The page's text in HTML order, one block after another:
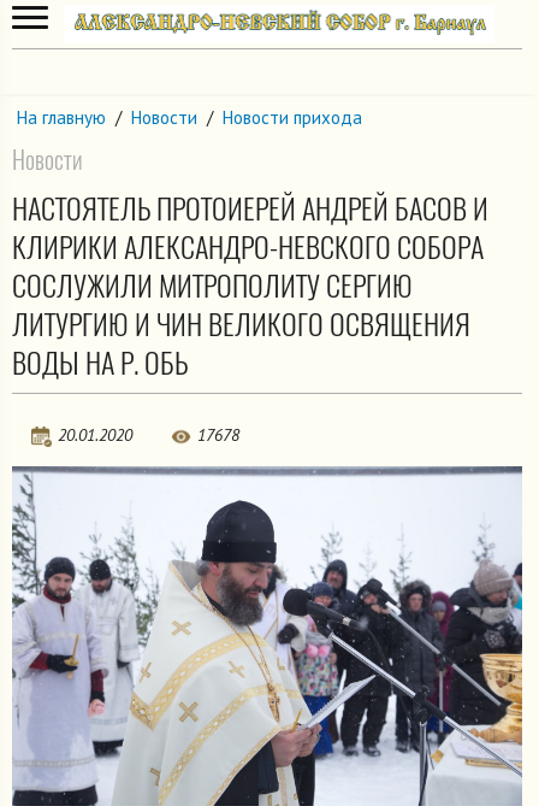
На главную / Новости / Новости прихода
Новости
НАСТОЯТЕЛЬ ПРОТОИЕРЕЙ АНДРЕЙ БАСОВ И
КЛИРИКИ АЛЕКСАНДРО-НЕВСКОГО СОБОРА
СОСЛУЖИЛИ МИТРОПОЛИТУ СЕРГИЮ
ЛИТУРГИЮ И ЧИН ВЕЛИКОГО ОСВЯЩЕНИЯ
ВОДЫ НА Р. ОБЬ
20.01.2020 17678